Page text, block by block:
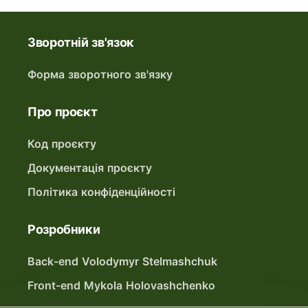
Зворотній зв'язок
Форма зворотного зв'язку
Про проєкт
Код проєкту
Документація проєкту
Політика конфіденційності
Розробники
Back-end Volodymyr Stelmashchuk
Front-end Mykola Holovashchenko